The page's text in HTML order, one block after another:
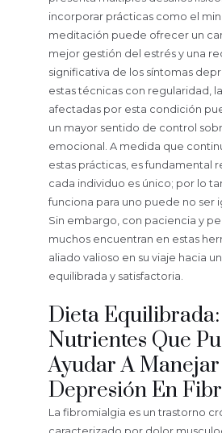
incorporar prácticas como el
meditación puede ofrecer un
mejor gestión del estrés y una
significativa de los síntomas
estas técnicas con regularidad,
afectadas por esta condición
un mayor sentido de control
emocional. A medida que
estas prácticas, es fundamental
cada individuo es único; por lo
funciona para uno puede no ser
Sin embargo, con paciencia y
muchos encuentran en estas
aliado valioso en su viaje hacia
equilibrada y satisfactoria.
Dieta Equilibrada:
Nutrientes Que
Ayudar A
Depresión En
La fibromialgia es un trastorno